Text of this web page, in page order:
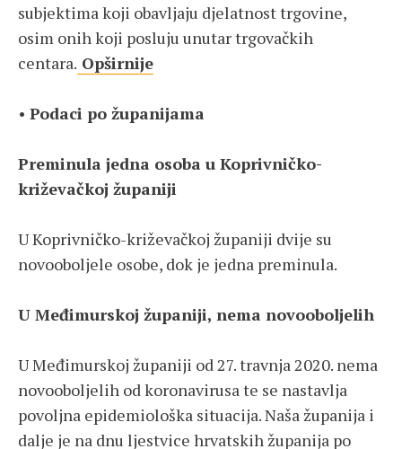
subjektima koji obavljaju djelatnost trgovine,
osim onih koji posluju unutar trgovačkih
centara. Opširnije
• Podaci po županijama
Preminula jedna osoba u Koprivničko-
križevačkoj županiji
U Koprivničko-križevačkoj županiji dvije su
novooboljele osobe, dok je jedna preminula.
U Međimurskoj županiji, nema novooboljelih
U Međimurskoj županiji od 27. travnja 2020. nema
novooboljelih od koronavirusa te se nastavlja
povoljna epidemiološka situacija. Naša županija i
dalje je na dnu ljestvice hrvatskih županija po